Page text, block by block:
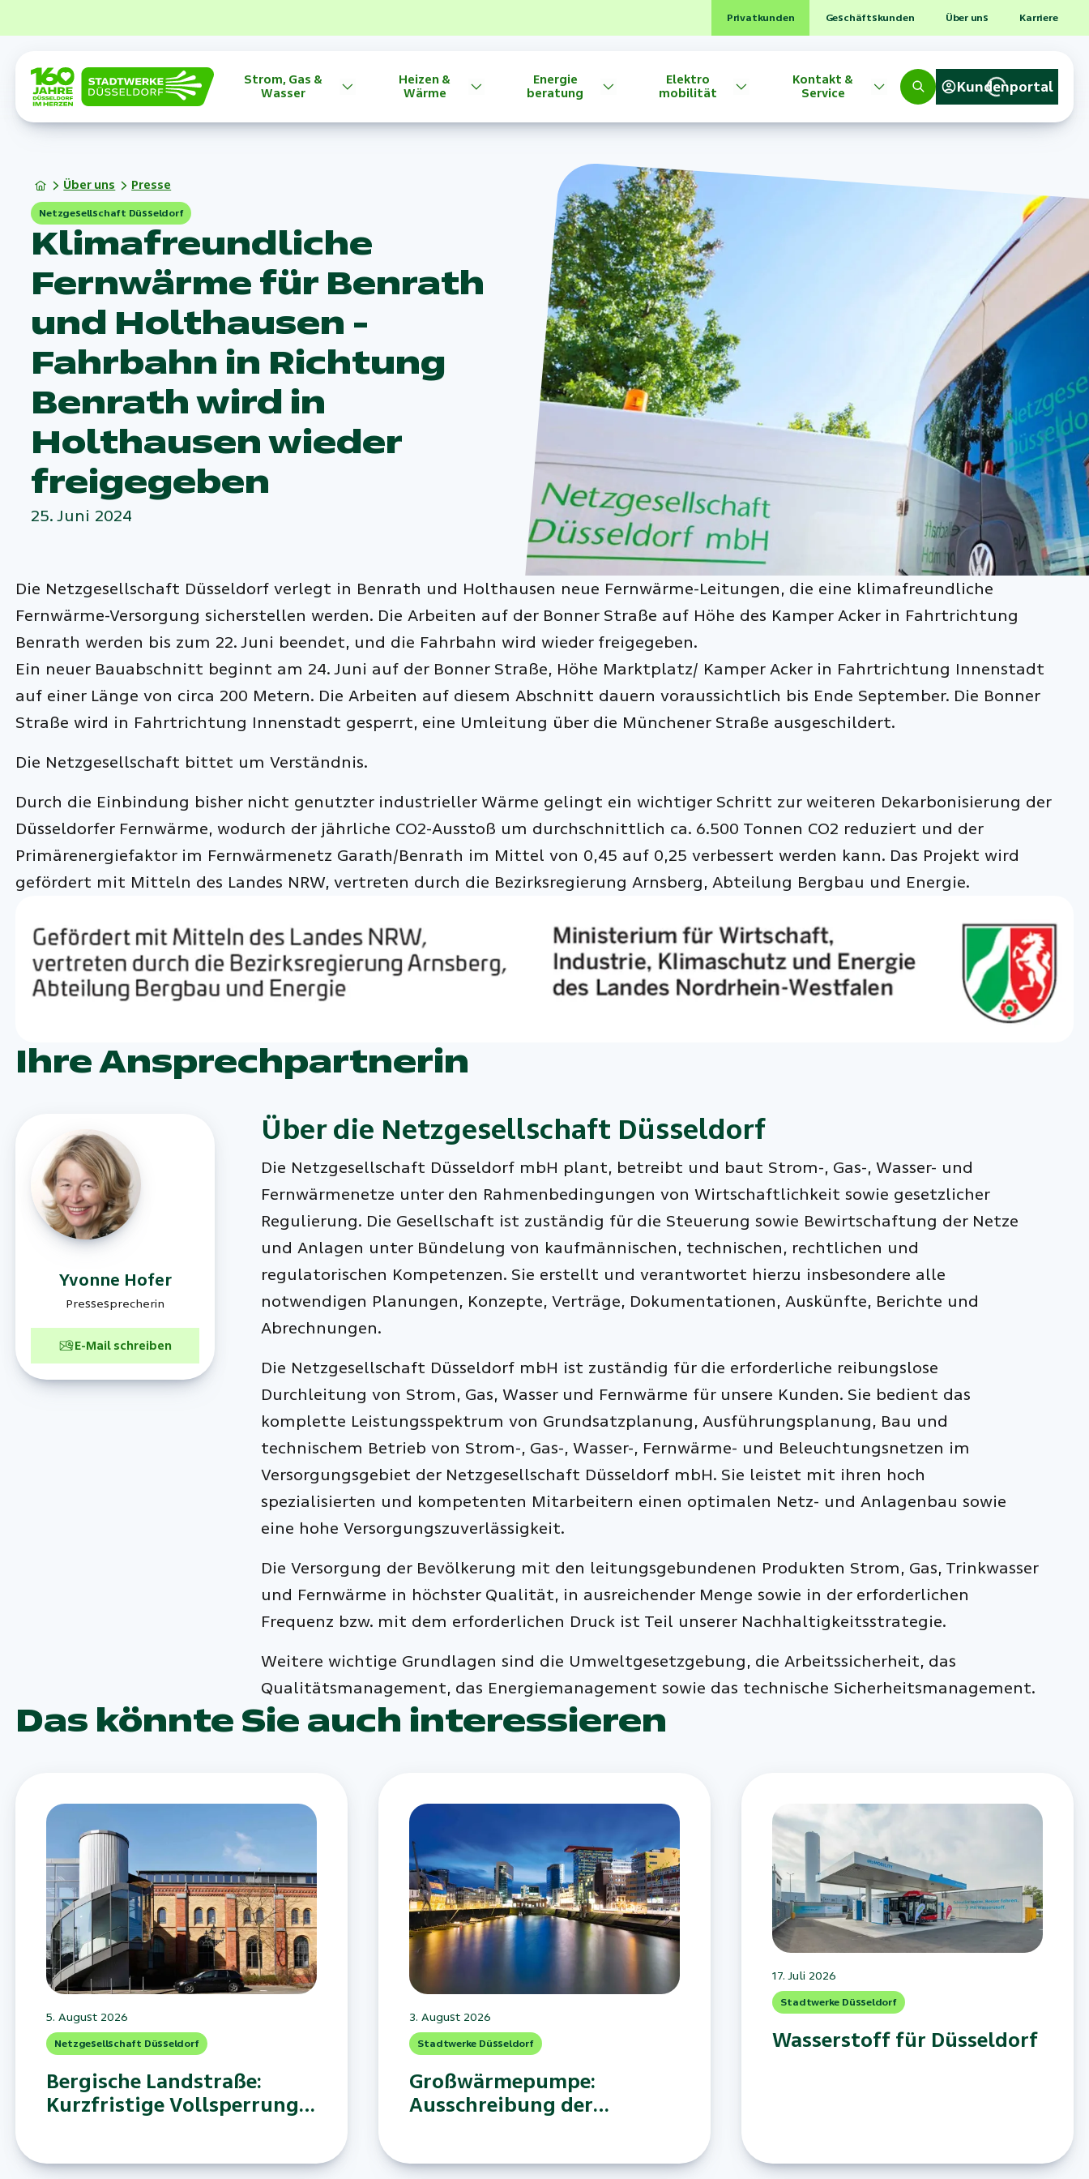
Privatkunden Geschäftskunden Über uns Karriere
Strom, Gas &
Wasser
Heizen &
Wärme
Energie
beratung
Elektro
mobilität
Kontakt &
Service
Kundenportal
Über uns Presse
Netzgesellschaft Düsseldorf
Klimafreundliche
Fernwärme für Benrath
und Holthausen -
Fahrbahn in Richtung
Benrath wird in
Holthausen wieder
freigegeben
25. Juni 2024
Die Netzgesellschaft Düsseldorf verlegt in Benrath und Holthausen neue Fernwärme-Leitungen, die eine klimafreundliche
Fernwärme-Versorgung sicherstellen werden. Die Arbeiten auf der Bonner Straße auf Höhe des Kamper Acker in Fahrtrichtung
Benrath werden bis zum 22. Juni beendet, und die Fahrbahn wird wieder freigegeben.
Ein neuer Bauabschnitt beginnt am 24. Juni auf der Bonner Straße, Höhe Marktplatz/ Kamper Acker in Fahrtrichtung Innenstadt
auf einer Länge von circa 200 Metern. Die Arbeiten auf diesem Abschnitt dauern voraussichtlich bis Ende September. Die Bonner
Straße wird in Fahrtrichtung Innenstadt gesperrt, eine Umleitung über die Münchener Straße ausgeschildert.
Die Netzgesellschaft bittet um Verständnis.
Durch die Einbindung bisher nicht genutzter industrieller Wärme gelingt ein wichtiger Schritt zur weiteren Dekarbonisierung der
Düsseldorfer Fernwärme, wodurch der jährliche CO2-Ausstoß um durchschnittlich ca. 6.500 Tonnen CO2 reduziert und der
Primärenergiefaktor im Fernwärmenetz Garath/Benrath im Mittel von 0,45 auf 0,25 verbessert werden kann. Das Projekt wird
gefördert mit Mitteln des Landes NRW, vertreten durch die Bezirksregierung Arnsberg, Abteilung Bergbau und Energie.
Ihre Ansprechpartnerin
Yvonne Hofer
Pressesprecherin
E-Mail schreiben
Über die Netzgesellschaft Düsseldorf
Die Netzgesellschaft Düsseldorf mbH plant, betreibt und baut Strom-, Gas-, Wasser- und
Fernwärmenetze unter den Rahmenbedingungen von Wirtschaftlichkeit sowie gesetzlicher
Regulierung. Die Gesellschaft ist zuständig für die Steuerung sowie Bewirtschaftung der Netze
und Anlagen unter Bündelung von kaufmännischen, technischen, rechtlichen und
regulatorischen Kompetenzen. Sie erstellt und verantwortet hierzu insbesondere alle
notwendigen Planungen, Konzepte, Verträge, Dokumentationen, Auskünfte, Berichte und
Abrechnungen.
Die Netzgesellschaft Düsseldorf mbH ist zuständig für die erforderliche reibungslose
Durchleitung von Strom, Gas, Wasser und Fernwärme für unsere Kunden. Sie bedient das
komplette Leistungsspektrum von Grundsatzplanung, Ausführungsplanung, Bau und
technischem Betrieb von Strom-, Gas-, Wasser-, Fernwärme- und Beleuchtungsnetzen im
Versorgungsgebiet der Netzgesellschaft Düsseldorf mbH. Sie leistet mit ihren hoch
spezialisierten und kompetenten Mitarbeitern einen optimalen Netz- und Anlagenbau sowie
eine hohe Versorgungszuverlässigkeit.
Die Versorgung der Bevölkerung mit den leitungsgebundenen Produkten Strom, Gas, Trinkwasser
und Fernwärme in höchster Qualität, in ausreichender Menge sowie in der erforderlichen
Frequenz bzw. mit dem erforderlichen Druck ist Teil unserer Nachhaltigkeitsstrategie.
Weitere wichtige Grundlagen sind die Umweltgesetzgebung, die Arbeitssicherheit, das
Qualitätsmanagement, das Energiemanagement sowie das technische Sicherheitsmanagement.
Das könnte Sie auch interessieren
5. August 2026
Netzgesellschaft Düsseldorf
Bergische Landstraße:
Kurzfristige Vollsperrung
3. August 2026
Stadtwerke Düsseldorf
Großwärmepumpe:
Ausschreibung der
17. Juli 2026
Stadtwerke Düsseldorf
Wasserstoff für Düsseldorf